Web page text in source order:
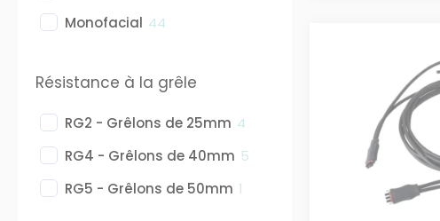
Monofacial 44
Résistance à la grêle
RG2 - Grêlons de 25mm 4
RG4 - Grêlons de 40mm 5
RG5 - Grêlons de 50mm 1